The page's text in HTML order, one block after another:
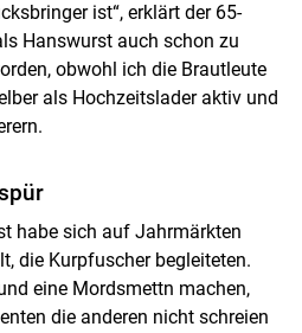
ist“, erklärt der 65-
Hanswurst auch schon zu
obwohl ich die Brautleute
als Hochzeitslader aktiv und
habe sich auf Jahrmärkten
die Kurpfuscher begleiteten.
eine Mordsmettn machen,
die anderen nicht schreien